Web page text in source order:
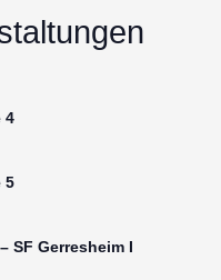
4
5
SF Gerresheim I